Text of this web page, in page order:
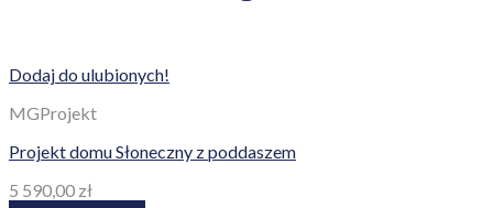
Dodaj do ulubionych!
MGProjekt
Projekt domu Słoneczny z poddaszem
5 590,00 zł